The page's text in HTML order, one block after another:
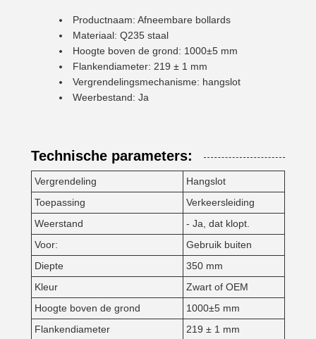
Productnaam: Afneembare bollards
Materiaal: Q235 staal
Hoogte boven de grond: 1000±5 mm
Flankendiameter: 219 ± 1 mm
Vergrendelingsmechanisme: hangslot
Weerbestand: Ja
Technische parameters:
Vergrendeling
Hangslot
Toepassing
Verkeersleiding
Weerstand
- Ja, dat klopt.
Voor:
Gebruik buiten
Diepte
350 mm
Kleur
Zwart of OEM
Hoogte boven de grond
1000±5 mm
Flankendiameter
219 ± 1 mm